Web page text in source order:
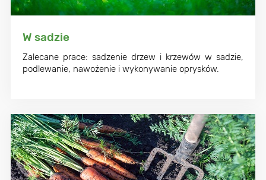
W sadzie
Zalecane prace: sadzenie drzew i krzewów w sadzie,
podlewanie, nawożenie i wykonywanie oprysków.